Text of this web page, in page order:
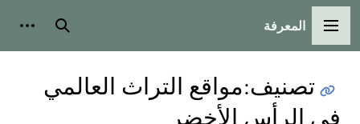
القائمة الرئيسية
المعرفة بحث
تصنيف:مواقع التراث العالمي
في الرأس الأخضر